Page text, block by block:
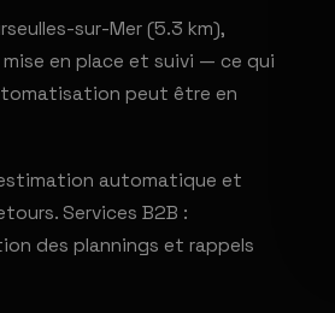
sur-Mer (5.3 km),
en place et suivi — ce qui
peut être en
estimation automatique et
Services B2B :
des plannings et rappels